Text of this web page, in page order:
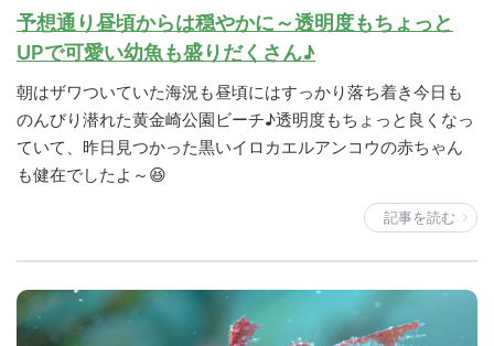
予想通り昼頃からは穏やかに～透明度もちょっと
UPで可愛い幼魚も盛りだくさん♪
朝はザワついていた海況も昼頃にはすっかり落ち着き今日も
のんびり潜れた黄金崎公園ビーチ♪透明度もちょっと良くなっ
ていて、昨日見つかった黒いイロカエルアンコウの赤ちゃん
も健在でしたよ～😆
記事を読む